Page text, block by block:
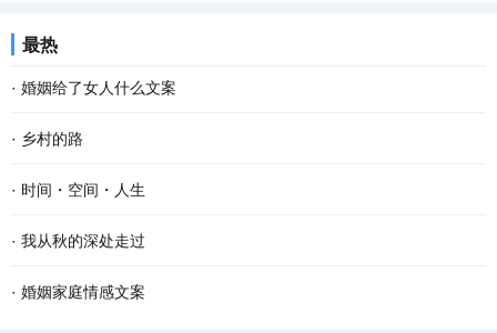
最热
· 婚姻给了女人什么文案
· 乡村的路
· 时间・空间・人生
· 我从秋的深处走过
· 婚姻家庭情感文案